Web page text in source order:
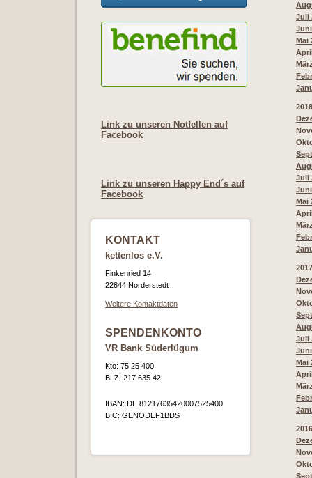
Link zu unseren Notfellen auf
Facebook
Link zu unseren Happy End´s auf
Facebook
KONTAKT
kettenlos e.V.
Finkenried 14
22844 Norderstedt
Weitere Kontaktdaten
SPENDENKONTO
VR Bank Süderlügum
Kto: 75 25 400
BLZ: 217 635 42
IBAN: DE 81217635420007525400
BIC: GENODEF1BDS
Juli
Mai
2018
Juli
Mai
2017
Juli
Mai
2016